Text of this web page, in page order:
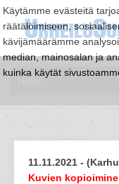
Käytämme evästeitä
räätälöimiseen,
kävijämäärämme
median, mainosalan ja
kuinka käytät
11.11.2021 -
Kuvien